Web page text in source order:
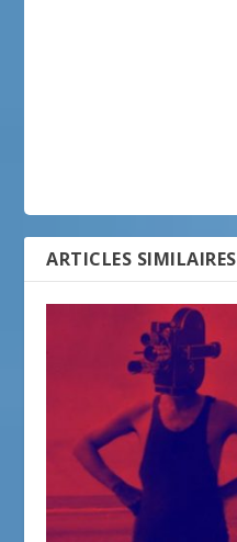
ARTICLES SIMILAIRES